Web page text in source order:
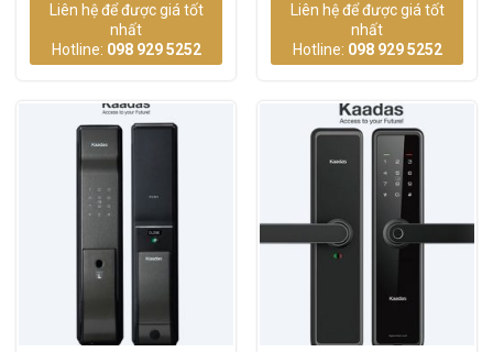
Liên hệ để được giá tốt
nhất
Hotline: 098 929 5252
Liên hệ để được giá tốt
nhất
Hotline: 098 929 5252